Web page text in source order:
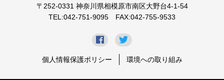
〒252-0331 神奈川県相模原市南区大野台4-1-54
TEL:042-751-9095 FAX:042-755-9533
個人情報保護ポリシー 環境への取り組み